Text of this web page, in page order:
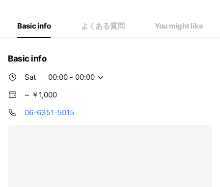
Sat00:00 - 00:00
Basic info よくある質問 You might like
Basic info
Sat
00:00 - 00:00
~ ￥1,000
06-6351-5015